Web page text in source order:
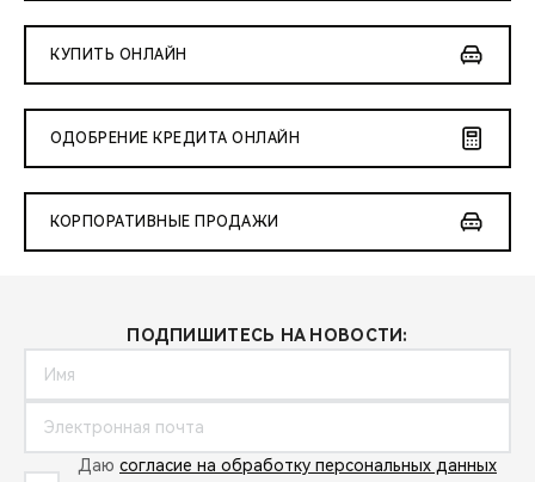
КУПИТЬ ОНЛАЙН
ОДОБРЕНИЕ КРЕДИТА ОНЛАЙН
КОРПОРАТИВНЫЕ ПРОДАЖИ
ПОДПИШИТЕСЬ НА НОВОСТИ:
Даю согласие на обработку персональных данных